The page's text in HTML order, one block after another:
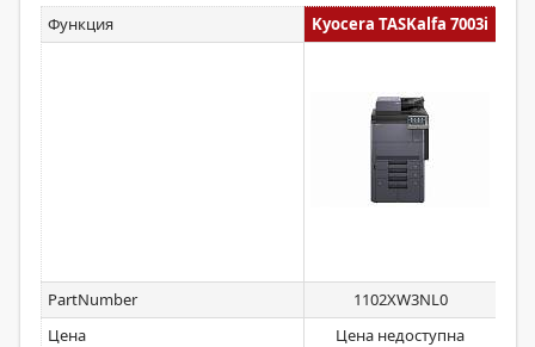
Функция Kyocera TASKalfa 7003i
PartNumber
1102XW3NL0
Цена
Цена недоступна